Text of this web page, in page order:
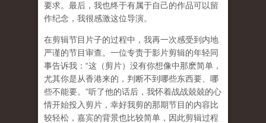
要求。最后，我也终于有属于自己的作品可以留
作纪念，我很感激这位导演。
在剪辑节目片子的过程中，我再一次感受到内地
严谨的节目审查。一位专责于影片剪辑的年轻同
事告诉我：“这（剪片）没有你想像中那麽简单，
尤其你是从香港来的，判断不到哪些东西要、哪
些不能要。”听了他的话后，我怀着战战兢兢的心
情开始投入剪片，幸好我剪的那期节目的内容比
较轻松，嘉宾的背景也比较简单，因此剪辑过程